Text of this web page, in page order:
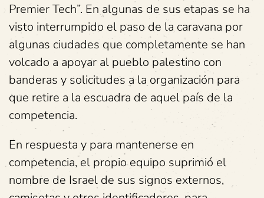
Premier Tech”. En algunas de sus etapas se ha
visto interrumpido el paso de la caravana por
algunas ciudades que completamente se han
volcado a apoyar al pueblo palestino con
banderas y solicitudes a la organización para
que retire a la escuadra de aquel país de la
competencia.
En respuesta y para mantenerse en
competencia, el propio equipo suprimió el
nombre de Israel de sus signos externos,